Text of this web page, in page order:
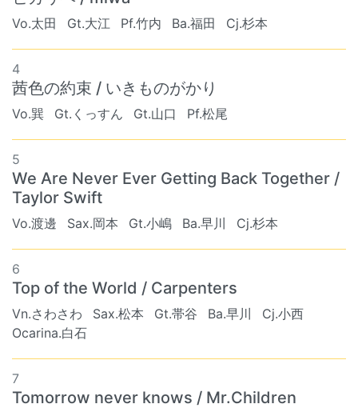
Vo.太田 Gt.大江 Pf.竹内 Ba.福田 Cj.杉本
4
茜色の約束 / いきものがかり
Vo.巽 Gt.くっすん Gt.山口 Pf.松尾
5
We Are Never Ever Getting Back Together /
Taylor Swift
Vo.渡邊 Sax.岡本 Gt.小嶋 Ba.早川 Cj.杉本
6
Top of the World / Carpenters
Vn.さわさわ Sax.松本 Gt.帯谷 Ba.早川
Cj.小西
Ocarina.白石
7
Tomorrow never knows / Mr.Children